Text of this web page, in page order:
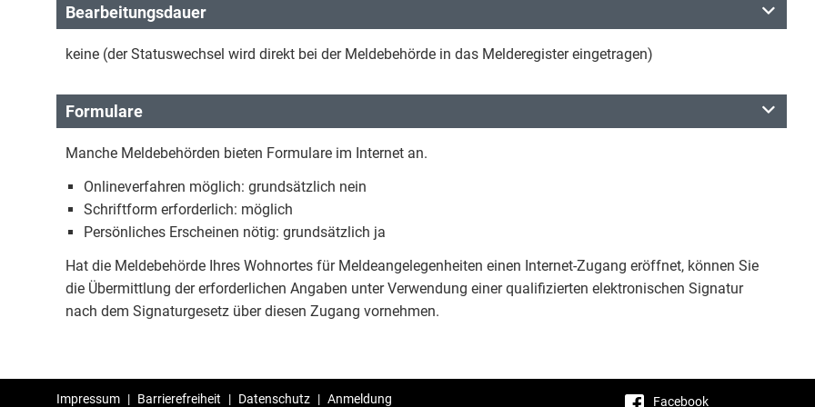
Bearbeitungsdauer
keine (der Statuswechsel wird direkt bei der Meldebehörde in das Melderegister eingetragen)
Formulare
Manche Meldebehörden bieten Formulare im Internet an.
Onlineverfahren möglich: grundsätzlich nein
Schriftform erforderlich: möglich
Persönliches Erscheinen nötig: grundsätzlich ja
Hat die Meldebehörde Ihres Wohnortes für Meldeangelegenheiten einen Internet-Zugang eröffnet, können Sie
die Übermittlung der erforderlichen Angaben unter Verwendung einer qualifizierten elektronischen Signatur
nach dem Signaturgesetz über diesen Zugang vornehmen.
Impressum | Barrierefreiheit | Datenschutz | Anmeldung Facebook